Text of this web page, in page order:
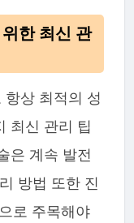
한 최신 관
항상 최적의 성
최신 관리 팁
은 계속 발전
방법 또한 진
로 주목해야